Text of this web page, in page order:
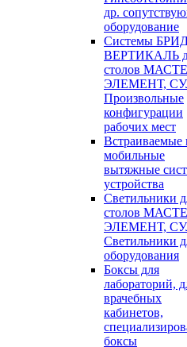
др.
оборудование
Системы
ВЕРТИКАЛЬ
столов
ЭЛЕМЕНТ,
Произвольные
конфигурации
рабочих мест
Встраиваемые
мобильные
вытяжные
устройства
Светильники
столов
ЭЛЕМЕНТ,
Светильники
оборудования
Боксы для
лабораторий,
врачебных
кабинетов,
боксы